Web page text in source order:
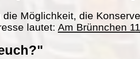
Möglichkeit, die
lautet: Am Brünnchen